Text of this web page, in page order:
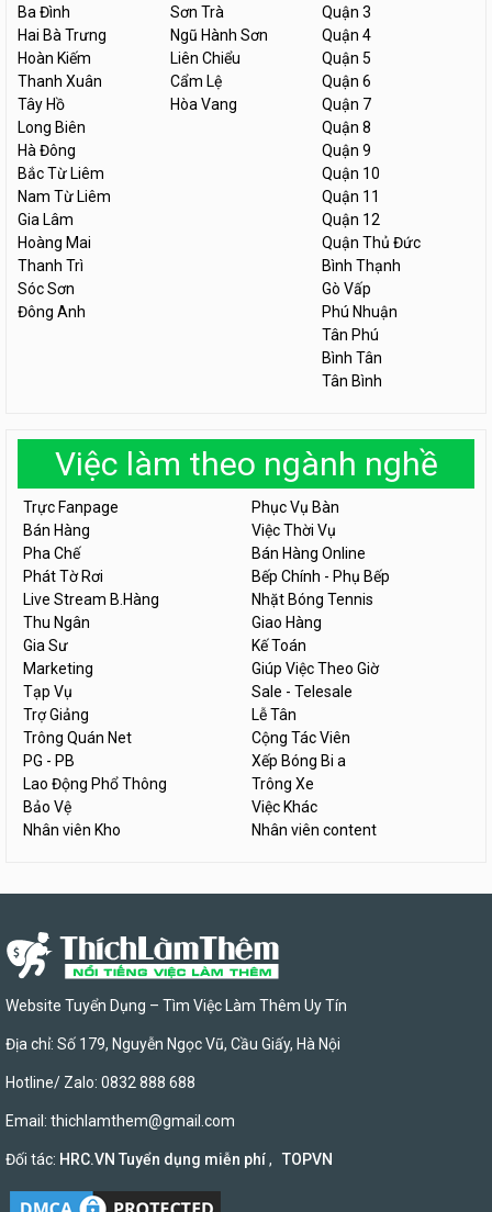
Ba Đình
Hai Bà Trưng
Hoàn Kiếm
Thanh Xuân
Tây Hồ
Long Biên
Hà Đông
Bắc Từ Liêm
Nam Từ Liêm
Gia Lâm
Hoàng Mai
Thanh Trì
Sóc Sơn
Đông Anh
Sơn Trà
Ngũ Hành Sơn
Liên Chiểu
Cẩm Lệ
Hòa Vang
Quận 3
Quận 4
Quận 5
Quận 6
Quận 7
Quận 8
Quận 9
Quận 10
Quận 11
Quận 12
Quận Thủ Đức
Bình Thạnh
Gò Vấp
Phú Nhuận
Tân Phú
Bình Tân
Tân Bình
Việc làm theo ngành nghề
Trực Fanpage
Phục Vụ Bàn
Bán Hàng
Việc Thời Vụ
Pha Chế
Bán Hàng Online
Phát Tờ Rơi
Bếp Chính - Phụ Bếp
Live Stream B.Hàng
Nhặt Bóng Tennis
Thu Ngân
Giao Hàng
Gia Sư
Kế Toán
Marketing
Giúp Việc Theo Giờ
Tạp Vụ
Sale - Telesale
Trợ Giảng
Lễ Tân
Trông Quán Net
Cộng Tác Viên
PG - PB
Xếp Bóng Bi a
Lao Động Phổ Thông
Trông Xe
Bảo Vệ
Việc Khác
Nhân viên Kho
Nhân viên content
Website Tuyển Dụng – Tìm Việc Làm Thêm Uy Tín
Địa chỉ: Số 179, Nguyễn Ngọc Vũ, Cầu Giấy, Hà Nội
Hotline/ Zalo: 0832 888 688
Email: thichlamthem@gmail.com
Đối tác: HRC.VN Tuyển dụng miễn phí, TOPVN